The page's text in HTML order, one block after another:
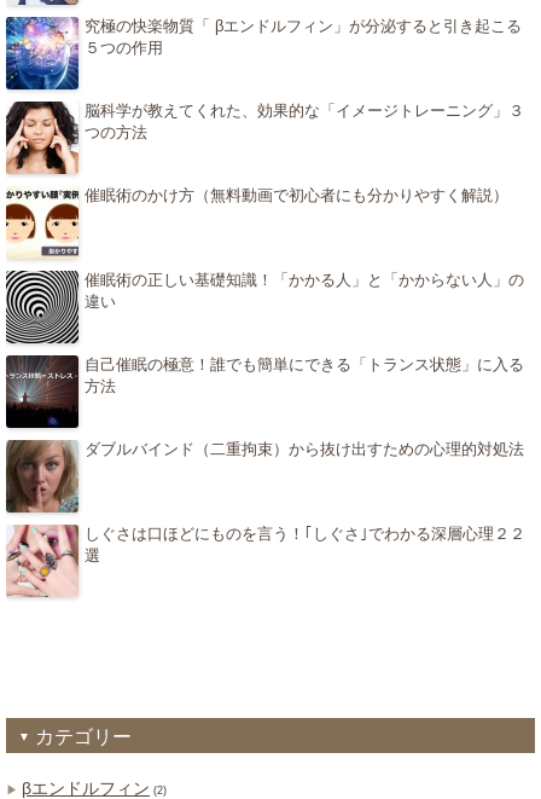
究極の快楽物質「 βエンドルフィン」が分泌すると引き起こる
５つの作用
脳科学が教えてくれた、効果的な「イメージトレーニング」３
つの方法
催眠術のかけ方（無料動画で初心者にも分かりやすく解説）
催眠術の正しい基礎知識！「かかる人」と「かからない人」の
違い
自己催眠の極意！誰でも簡単にできる「トランス状態」に入る
方法
ダブルバインド（二重拘束）から抜け出すための心理的対処法
しぐさは口ほどにものを言う！｢しぐさ｣でわかる深層心理２２
選
カテゴリー
βエンドルフィン (2)